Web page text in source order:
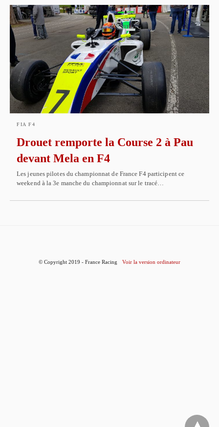
FIA F4
Drouet remporte la Course 2 à Pau
devant Mela en F4
Les jeunes pilotes du championnat de France F4 participent ce
weekend à la 3e manche du championnat sur le tracé…
© Copyright 2019 - France Racing Voir la version ordinateur